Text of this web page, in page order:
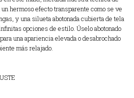
hermoso efecto transparente como se ve
y una silueta abotonada cubierta de tela
opciones de estilo. Úselo abotonado
una apariencia elevada o desabrochado
más relajado.